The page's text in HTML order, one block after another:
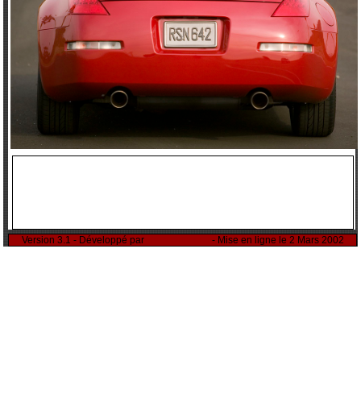
Version 3.1 - Développé par - Mise en ligne le 2 Mars 2002